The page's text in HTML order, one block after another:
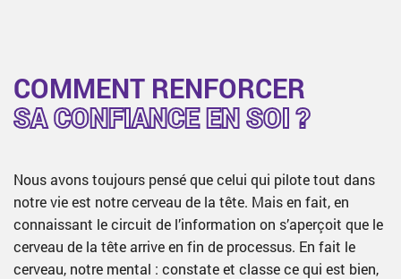
COMMENT RENFORCER
SA CONFIANCE EN SOI ?
Nous avons toujours pensé que celui qui pilote tout dans
notre vie est notre cerveau de la tête. Mais en fait, en
connaissant le circuit de l’information on s’aperçoit que le
cerveau de la tête arrive en fin de processus. En fait le
cerveau, notre mental : constate et classe ce qui est bien,